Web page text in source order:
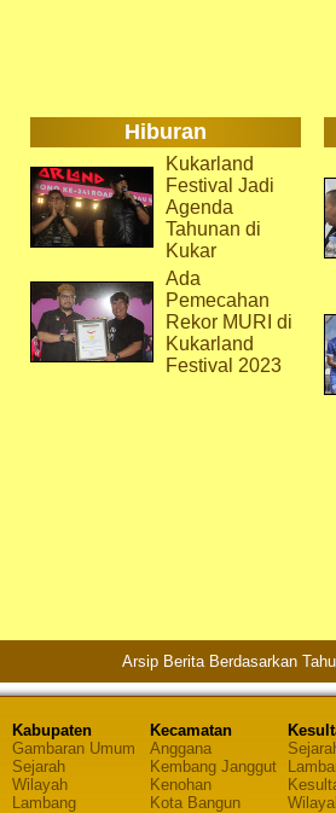
Hiburan
Kukarland
Festival Jadi
Agenda
Tahunan di
Kukar
Ada
Pemecahan
Rekor MURI di
Kukarland
Festival 2023
Arsip Berita Berdasarkan
Kabupaten
Gambaran Umum
Sejarah
Wilayah
Lambang
Kecamatan
Anggana
Kembang Janggut
Kenohan
Kota Bangun